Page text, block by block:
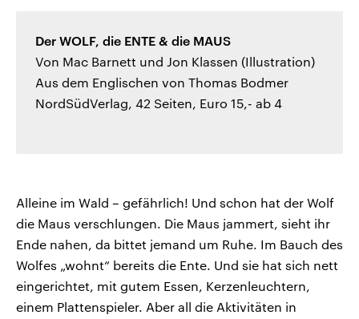
Der WOLF, die ENTE & die MAUS
Von Mac Barnett und Jon Klassen (Illustration)
Aus dem Englischen von Thomas Bodmer
NordSüdVerlag, 42 Seiten, Euro 15,- ab 4
Alleine im Wald – gefährlich! Und schon hat der Wolf
die Maus verschlungen. Die Maus jammert, sieht ihr
Ende nahen, da bittet jemand um Ruhe. Im Bauch des
Wolfes „wohnt“ bereits die Ente. Und sie hat sich nett
eingerichtet, mit gutem Essen, Kerzenleuchtern,
einem Plattenspieler. Aber all die Aktivitäten in